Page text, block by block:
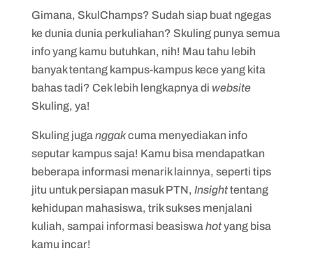
Gimana, SkulChamps? Sudah siap buat ngegas
ke dunia dunia perkuliahan? Skuling punya semua
info yang kamu butuhkan, nih! Mau tahu lebih
banyak tentang kampus-kampus kece yang kita
bahas tadi? Cek lebih lengkapnya di website
Skuling, ya!
Skuling juga nggakcuma menyediakan info
seputar kampus saja! Kamu bisa mendapatkan
beberapa informasi menarik lainnya, seperti tips
jitu untuk persiapan masuk PTN, Insighttentang
kehidupan mahasiswa, trik sukses menjalani
kuliah, sampai informasi beasiswa hotyang bisa
kamu incar!